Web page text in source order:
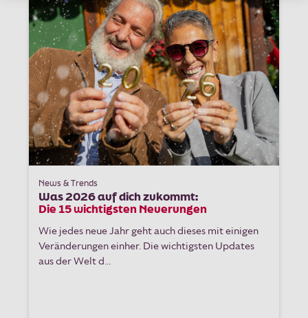
News & Trends
Was 2026 auf dich zukommt:
Die 15 wichtigsten Neuerungen
Wie jedes neue Jahr geht auch dieses mit einigen
Veränderungen einher. Die wichtigsten Updates
aus der Welt d...